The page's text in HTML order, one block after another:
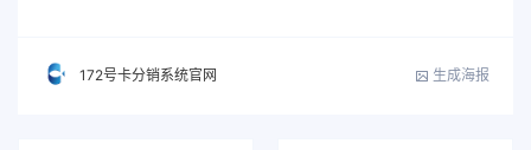
172号卡分销系统官网 生成海报